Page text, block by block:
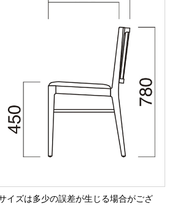
イズは多少の誤差が生じる場合がござ